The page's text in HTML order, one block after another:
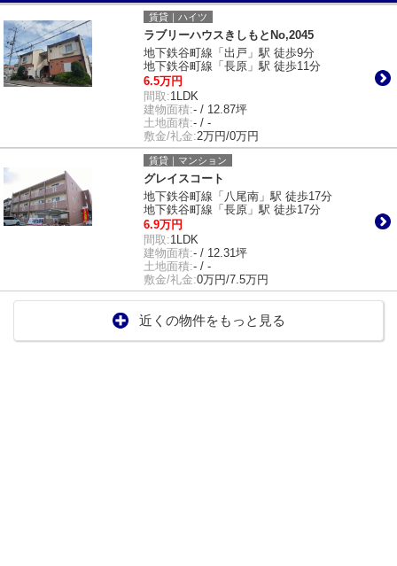
賃貸｜ハイツ
ラブリーハウスきしもとNo,2045
地下鉄谷町線「出戸」駅 徒歩9分
地下鉄谷町線「長原」駅 徒歩11分
6.5万円
間取:1LDK
建物面積:- / 12.87坪
土地面積:- / -
敷金/礼金:2万円/0万円
賃貸｜マンション
グレイスコート
地下鉄谷町線「八尾南」駅 徒歩17分
地下鉄谷町線「長原」駅 徒歩17分
6.9万円
間取:1LDK
建物面積:- / 12.31坪
土地面積:- / -
敷金/礼金:0万円/7.5万円
近くの物件をもっと見る